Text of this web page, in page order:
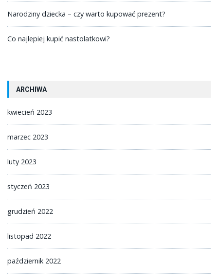
Narodziny dziecka – czy warto kupować prezent?
Co najlepiej kupić nastolatkowi?
ARCHIWA
kwiecień 2023
marzec 2023
luty 2023
styczeń 2023
grudzień 2022
listopad 2022
październik 2022